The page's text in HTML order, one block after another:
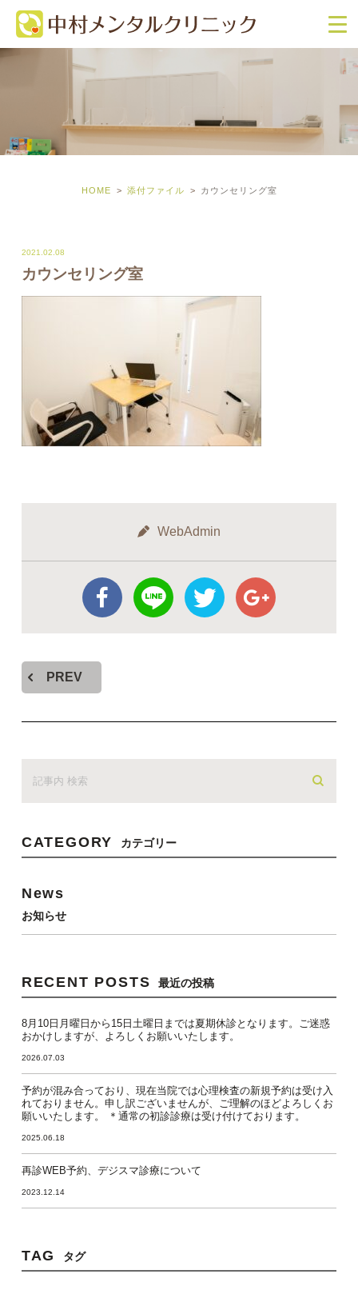
HOME 添付ファイル カウンセリング室
2021.02.08
カウンセリング室
WebAdmin
PREV
CATEGORY カテゴリー
News
お知らせ
RECENT POSTS 最近の投稿
8月10日月曜日から15日土曜日までは夏期休診となります。ご迷惑
おかけしますが、よろしくお願いいたします。
2026.07.03
予約が混み合っており、現在当院では心理検査の新規予約は受け入
れておりません。申し訳ございませんが、ご理解のほどよろしくお
願いいたします。 ＊通常の初診診療は受け付けております。
2025.06.18
再診WEB予約、デジスマ診療について
2023.12.14
TAG タグ